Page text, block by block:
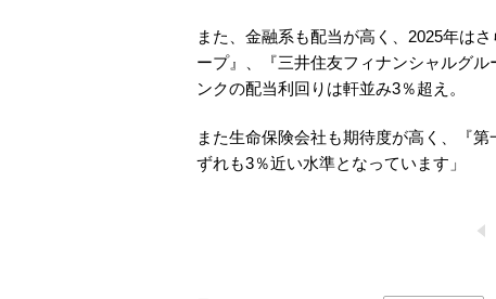
また、金融系も配当が高く、2025年は
ープ』、『三井住友フィナンシャルグ
ンクの配当利回りは軒並み3％超え。
また生命保険会社も期待度が高く、『
ずれも3％近い水準となっています」